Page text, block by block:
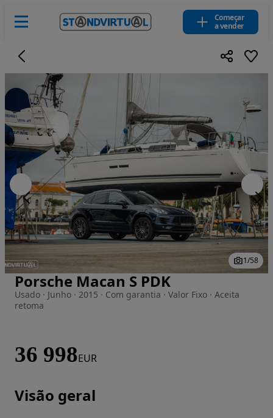
Começar
a vender
Imagem 1 de 58
1/58
Porsche Macan S PDK
Usado · Junho · 2015 · Com garantia · Valor Fixo · Aceita
retoma
36 998EUR
Visão geral